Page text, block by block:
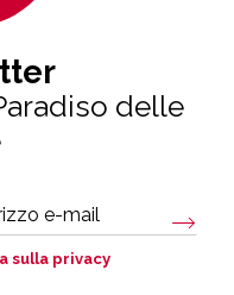
delle
sulla privacy